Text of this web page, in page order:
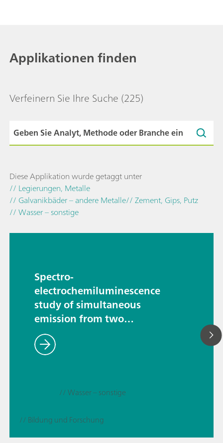
Applikationen finden
Verfeinern Sie Ihre Suche (225)
Diese Applikation wurde getaggt unter
// Legierungen, Metalle
// Galvanikbäder – andere Metalle// Zement, Gips, Putz
// Wasser – sonstige
Spectro-
electrochemiluminescence
study of simultaneous
emission from two
luminophores
// Wasser – sonstige
// Bildung und Forschung